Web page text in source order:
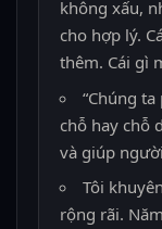
không xấu,
cho hợp lý.
thêm. Cái gì
“Chúng
chỗ hay chỗ
và giúp
Tôi
rộng rãi.